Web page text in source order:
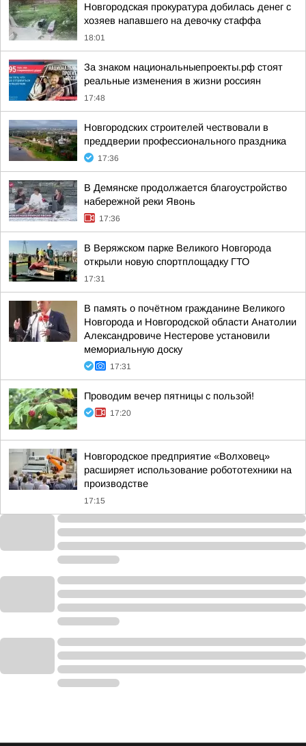
Новгородская прокуратура добилась денег с
хозяев напавшего на девочку стаффа
18:01
За знаком национальныепроекты.рф стоят
реальные изменения в жизни россиян
17:48
Новгородских строителей чествовали в
преддверии профессионального праздника
17:36
В Демянске продолжается благоустройство
набережной реки Явонь
17:36
В Веряжском парке Великого Новгорода
открыли новую спортплощадку ГТО
17:31
В память о почётном гражданине Великого
Новгорода и Новгородской области Анатолии
Александровиче Нестерове установили
мемориальную доску
17:31
Проводим вечер пятницы с пользой!
17:20
Новгородское предприятие «Волховец»
расширяет использование робототехники на
производстве
17:15